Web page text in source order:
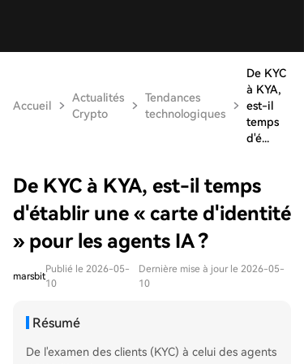
Accueil
Actualités
Crypto
Tendances
technologiques
De KYC
à KYA,
est-il
temps
d'é...
De KYC à KYA, est-il temps
d'établir une « carte d'identité
» pour les agents IA ?
marsbit
Publié le 2026-05-
10
Dernière mise à jour le 2026-05-
10
Résumé
De l'examen des clients (KYC) à celui des agents